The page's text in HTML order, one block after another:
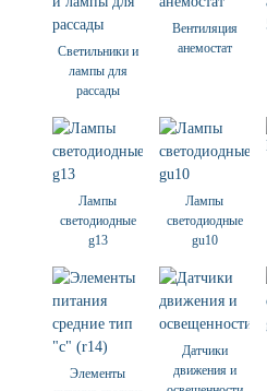
Светильники и
лампы для
рассады
Вентиляция
анемостат
Лампы
светодиодные
g13
Лампы
светодиодные
gu10
Элементы
Датчики
движения и